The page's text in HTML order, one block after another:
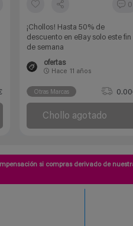
0
¡Chollos! Hasta 50% de
descuento en eBay solo este fin
de semana
ofertas
Hace 11 años
Otras Marcas
Chollo agotado
si compras derivado de